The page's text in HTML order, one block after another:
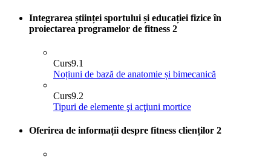
Integrarea științei sportului și educației fizice în
proiectarea programelor de fitness 2
Curs9.1
Noțiuni de bază de anatomie și bimecanică
Curs9.2
Tipuri de elemente şi acţiuni mortice
Oferirea de informații despre fitness clienților 2